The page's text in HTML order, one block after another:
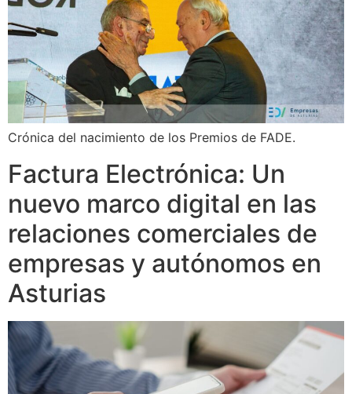
Crónica del nacimiento de los Premios de FADE.
Factura Electrónica: Un
nuevo marco digital en las
relaciones comerciales de
empresas y autónomos en
Asturias